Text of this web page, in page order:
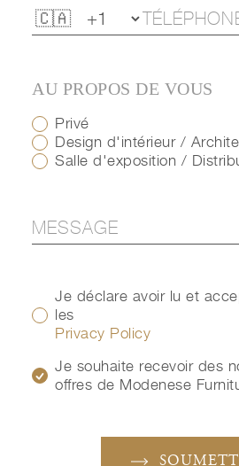
AU PROPOS DE VOUS
Privé
Design d'intérieur /
Salle d'exposition /
Je déclare avoir lu et
les
Privacy Policy
Je souhaite recevoir des
offres de Modenese